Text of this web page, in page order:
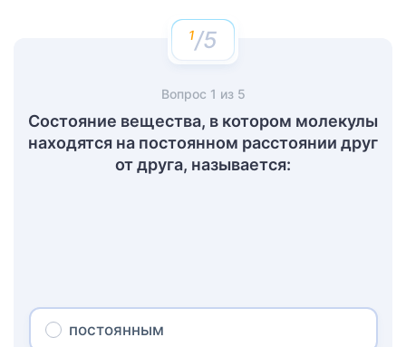
/5
Вопрос 1 из 5
Состояние вещества, в котором молекулы
находятся на постоянном расстоянии друг
от друга, называется:
постоянным